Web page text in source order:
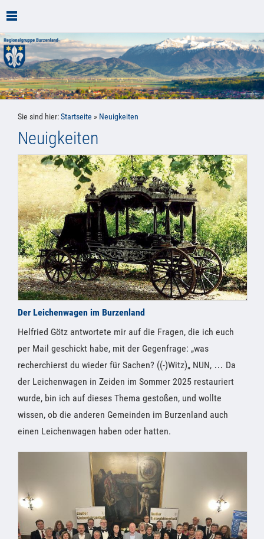
Sie sind hier:Startseite » Neuigkeiten
Neuigkeiten
Der Leichenwagen im Burzenland
Helfried Götz antwortete mir auf die Fragen, die ich euch
per Mail geschickt habe, mit der Gegenfrage: „was
recherchierst du wieder für Sachen? ((-)Witz)„ NUN, … Da
der Leichenwagen in Zeiden im Sommer 2025 restauriert
wurde, bin ich auf dieses Thema gestoßen, und wollte
wissen, ob die anderen Gemeinden im Burzenland auch
einen Leichenwagen haben oder hatten.